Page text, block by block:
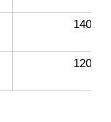
140
120